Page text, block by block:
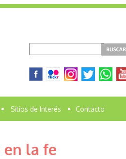
• Sitios de Interés • Contacto
en la fe